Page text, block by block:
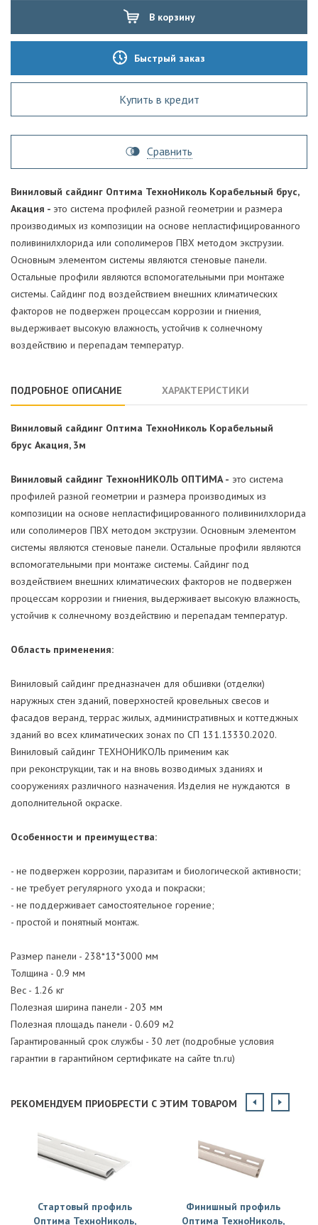
В корзину
Быстрый заказ
Купить в кредит
Сравнить
Виниловый сайдинг Оптима ТехноНиколь Корабельный брус,
Акация - это система профилей разной геометрии и размера
производимых из композиции на основе непластифицированного
поливинилхлорида или сополимеров ПВХ методом экструзии.
Основным элементом системы являются стеновые панели.
Остальные профили являются вспомогательными при монтаже
системы. Сайдинг под воздействием внешних климатических
факторов не подвержен процессам коррозии и гниения,
выдерживает высокую влажность, устойчив к солнечному
воздействию и перепадам температур.
ПОДРОБНОЕ ОПИСАНИЕ ХАРАКТЕРИСТИКИ
Виниловый сайдинг Оптима ТехноНиколь Корабельный
брус Акация, 3м
Виниловый сайдинг ТехнонНИКОЛЬ ОПТИМА - это система
профилей разной геометрии и размера производимых из
композиции на основе непластифицированного поливинилхлорида
или сополимеров ПВХ методом экструзии. Основным элементом
системы являются стеновые панели. Остальные профили являются
вспомогательными при монтаже системы. Сайдинг под
воздействием внешних климатических факторов не подвержен
процессам коррозии и гниения, выдерживает высокую влажность,
устойчив к солнечному воздействию и перепадам температур.
Область применения:
Виниловый сайдинг предназначен для обшивки (отделки)
наружных стен зданий, поверхностей кровельных свесов и
фасадов веранд, террас жилых, административных и коттеджных
зданий во всех климатических зонах по СП 131.13330.2020.
Виниловый сайдинг ТЕХНОНИКОЛЬ применим как
при реконструкции, так и на вновь возводимых зданиях и
сооружениях различного назначения. Изделия не нуждаются в
дополнительной окраске.
Особенности и преимущества:
- не подвержен коррозии, паразитам и биологической активности;
- не требует регулярного ухода и покраски;
- не поддерживает самостоятельное горение;
- простой и понятный монтаж.
Размер панели - 238*13*3000 мм
Толщина - 0.9 мм
Вес - 1.26 кг
Полезная ширина панели - 203 мм
Полезная площадь панели - 0.609 м2
Гарантированный срок службы - 30 лет (подробные условия
гарантии в гарантийном сертификате на сайте tn.ru)
РЕКОМЕНДУЕМ ПРИОБРЕСТИ С ЭТИМ ТОВАРОМ
Стартовый профиль
Оптима ТехноНиколь,
Финишный профиль
Оптима ТехноНиколь,